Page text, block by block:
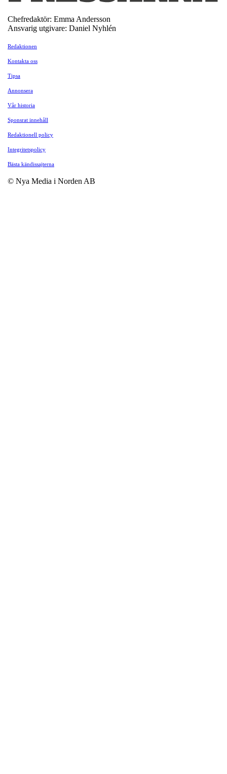
Chefredaktör: Emma Andersson
Ansvarig utgivare: Daniel Nyhlén
Redaktionen
Kontakta oss
Tipsa
Annonsera
Vår historia
Sponsrat innehåll
Redaktionell policy
Integritetspolicy
Bästa kändissajterna
© Nya Media i Norden AB